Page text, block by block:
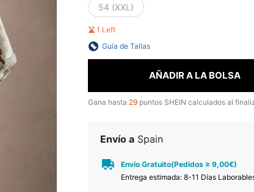
54 (XXL)
1 Left
Guía de Tallas
AÑADIR A LA BOLSA
Gana hasta 29 puntos SHEIN calculados al
Envío a Spain
Envío Gratuito(Pedidos ≥ 9,00€)
Entrega estimada: 8-11 Días